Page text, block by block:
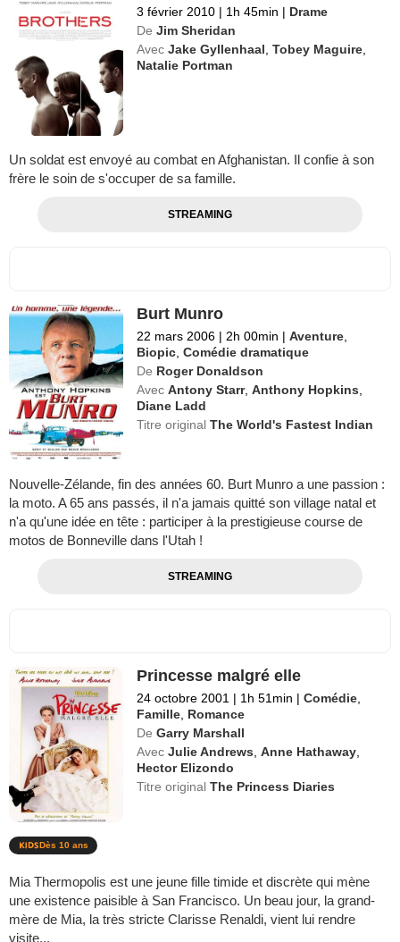
3 février 2010 | 1h 45min | Drame
De Jim Sheridan
Avec Jake Gyllenhaal ,Tobey Maguire
Natalie Portman
Un soldat est envoyé au combat en Afghanistan. Il confie à son
frère le soin de s'occuper de sa famille.
STREAMING
Burt Munro
22 mars 2006 | 2h 00min | Aventure
Biopic ,Comédie dramatique
De Roger Donaldson
Avec Antony Starr,Anthony Hopkins
Diane Ladd
Titre originalThe World's Fastest Indian
Nouvelle-Zélande, fin des années 60. Burt Munro a une passion :
la moto. A 65 ans passés, il n'a jamais quitté son village natal et
n'a qu'une idée en tête : participer à la prestigieuse course de
motos de Bonneville dans l'Utah !
STREAMING
Princesse malgré elle
24 octobre 2001 | 1h 51min | Comédie
Famille Romance
De Garry Marshall
Avec Julie Andrews ,Anne Hathaway
Hector Elizondo
Titre originalThe Princess Diaries
Dès 10 ans
Mia Thermopolis est une jeune fille timide et discrète qui mène
une existence paisible à San Francisco. Un beau jour, la grand-
mère de Mia, la très stricte Clarisse Renaldi, vient lui rendre
visite...